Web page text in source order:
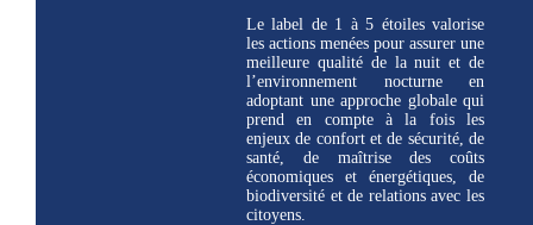
Le label de 1 à 5 étoiles valorise
les actions menées pour assurer une
meilleure qualité de la nuit et de
l’environnement nocturne en
adoptant une approche globale qui
prend en compte à la fois les
enjeux de confort et de sécurité, de
santé, de maîtrise des coûts
économiques et énergétiques, de
biodiversité et de relations avec les
citoyens.